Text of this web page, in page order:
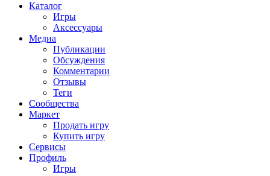
Каталог
Игры
Аксессуары
Медиа
Публикации
Обсуждения
Комментарии
Отзывы
Теги
Сообщества
Маркет
Продать игру
Купить игру
Сервисы
Профиль
Игры